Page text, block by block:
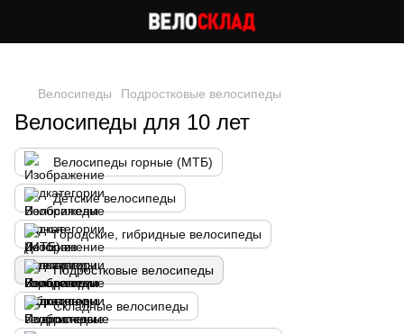
Велосипеды Подростковые велосипеды
Велосипеды для 10 лет
Велосипеды горные (МТБ)
Детские велосипеды
Городские, гибридные велосипеды
Подростковые велосипеды
Складные велосипеды